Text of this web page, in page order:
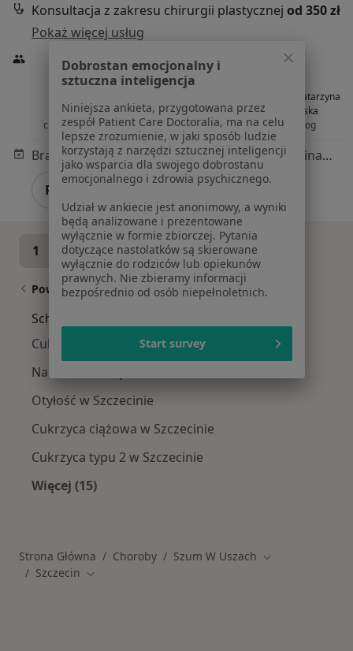
Konsultacja z zakresu chirurgii plastycznej od 350 zł
Pokaż więcej usług
Petriczko
chirurg plastyczny
urolog
dr n. med. Katarzyna
Kozłowska
gastrolog
Brak dostępnych specjalistów z wolnymi terminami w tym centrum medycznym.
Pokaż profil
1 2
Powiązane wyszukiwania
Schorzenia w Szczecinie
Cukrzyca w Szczecinie
Nadciśnienie tętnicze w Szczecinie
Otyłość w Szczecinie
Cukrzyca ciążowa w Szczecinie
Cukrzyca typu 2 w Szczecinie
Więcej (15)
Strona Główna Choroby Szum W Uszach Zmień miasto
Szczecin Zmień miasto
Dobrostan emocjonalny i
sztuczna inteligencja
Niniejsza ankieta, przygotowana przez
zespół Patient Care Doctoralia, ma na celu
lepsze zrozumienie, w jaki sposób ludzie
korzystają z narzędzi sztucznej inteligencji
jako wsparcia dla swojego dobrostanu
emocjonalnego i zdrowia psychicznego.
Udział w ankiecie jest anonimowy, a wyniki
będą analizowane i prezentowane
wyłącznie w formie zbiorczej. Pytania
dotyczące nastolatków są skierowane
wyłącznie do rodziców lub opiekunów
prawnych. Nie zbieramy informacji
bezpośrednio od osób niepełnoletnich.
Start survey